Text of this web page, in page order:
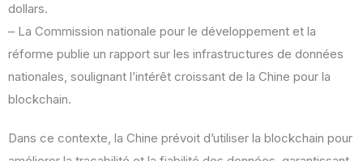
dollars.
– La Commission nationale pour le développement et la
réforme publie un rapport sur les infrastructures de données
nationales, soulignant l’intérêt croissant de la Chine pour la
blockchain.
Dans ce contexte, la Chine prévoit d’utiliser la blockchain pour